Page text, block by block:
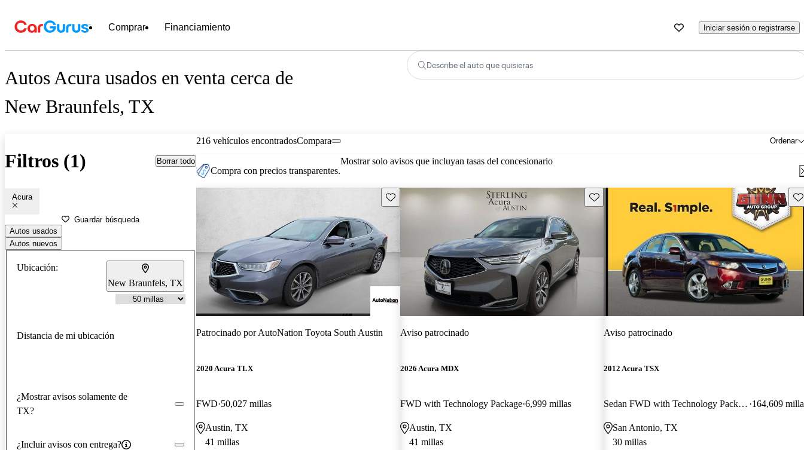
Comprar Financiamiento Iniciar sesión o registrarse
Autos Acura usados en venta cerca de
New Braunfels, TX
Describe el auto que quisieras
Filtros (1) Borrar todo
Acura
Guardar búsqueda
Autos usados
Autos nuevos
Ubicación:
New Braunfels, TX
Distancia de mi ubicación
¿Mostrar avisos solamente de
TX?
¿Incluir avisos con entrega?
216 vehículos encontrados Ordenar
Compara
Compra con precios transparentes.
Mostrar solo avisos que incluyan tasas del concesionario
Guarda este Aviso
Patrocinado porAutoNation Toyota South Austin
2020 Acura TLX
FWD 50,027 millas
Austin, TX
41 millas
Guarda este Aviso
Aviso patrocinado
2026 Acura MDX
FWD with Technology Package 6,999 millas
Austin, TX
41 millas
Aviso patrocinado
2012 Acura TSX
Sedan FWD with Technology Package 164,609
San Antonio, TX
30 millas